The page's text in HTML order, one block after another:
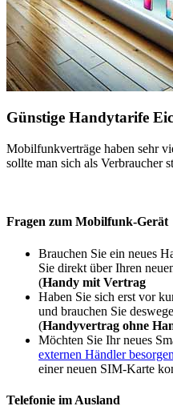
Günstige Handytarife
Mobilfunkverträge haben sehr
sollte man sich als Verbraucher
Fragen zum Mobilfunk-Gerät
Brauchen Sie ein neues
Sie direkt über Ihren
(Handy mit Vertrag
Haben Sie sich erst vor
und brauchen Sie
(Handyvertrag ohne
Möchten Sie Ihr neues
externen Händler besorgen
einer neuen SIM-Karte
Telefonie im Ausland